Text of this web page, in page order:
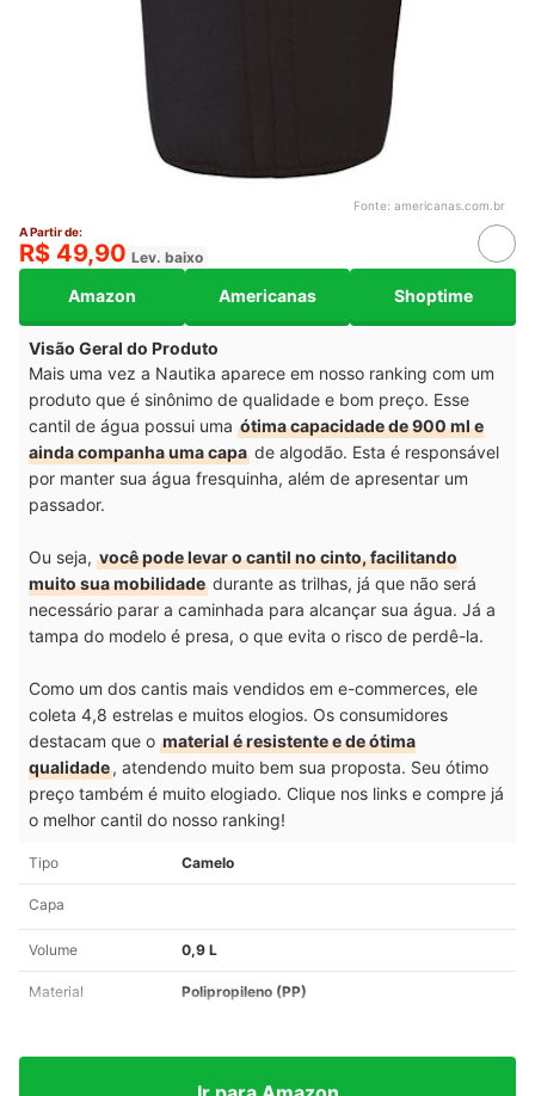
Fonte: americanas.com.br
A Partir de:
R$ 49,90 Lev. baixo
Amazon Americanas Shoptime
Visão Geral do Produto
Mais uma vez a Nautika aparece em nosso ranking com um
produto que é sinônimo de qualidade e bom preço. Esse
cantil de água possui uma ótima capacidade de 900 ml e
ainda companha uma capa de algodão. Esta é responsável
por manter sua água fresquinha, além de apresentar um
passador.
Ou seja, você pode levar o cantil no cinto, facilitando
muito sua mobilidade durante as trilhas, já que não será
necessário parar a caminhada para alcançar sua água. Já a
tampa do modelo é presa, o que evita o risco de perdê-la.
Como um dos cantis mais vendidos em e-commerces, ele
coleta 4,8 estrelas e muitos elogios. Os consumidores
destacam que o material é resistente e de ótima
qualidade, atendendo muito bem sua proposta. Seu ótimo
preço também é muito elogiado. Clique nos links e compre já
o melhor cantil do nosso ranking!
Tipo Camelo
Capa
Volume 0,9 L
Material Polipropileno (PP)